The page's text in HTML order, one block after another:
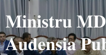
𝐌𝐢𝐧𝐢𝐬𝐭𝐫𝐮
𝐀𝐮𝐝𝐞𝐧𝐬𝐢𝐚